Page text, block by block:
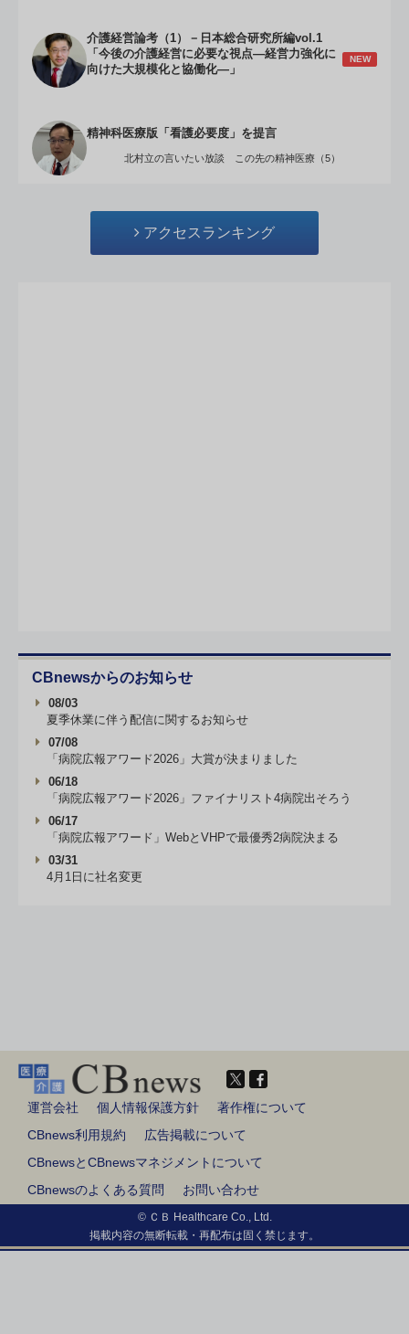
介護経営論考（1）－日本総合研究所編vol.1
「今後の介護経営に必要な視点―経営力強化に
向けた大規模化と協働化―」
NEW
精神科医療版「看護必要度」を提言
北村立の言いたい放談 この先の精神医療（5）
アクセスランキング
CBnewsからのお知らせ
08/03
夏季休業に伴う配信に関するお知らせ
07/08
「病院広報アワード2026」大賞が決まりました
06/18
「病院広報アワード2026」ファイナリスト4病院出そろう
06/17
「病院広報アワード」WebとVHPで最優秀2病院決まる
03/31
4月1日に社名変更
運営会社 個人情報保護方針
著作権について
CBnews利用規約
広告掲載について
CBnewsとCBnewsマネジメントについて
CBnewsのよくある質問
お問い合わせ
© ＣＢ Healthcare Co., Ltd.
掲載内容の無断転載・再配布は固く禁じます。